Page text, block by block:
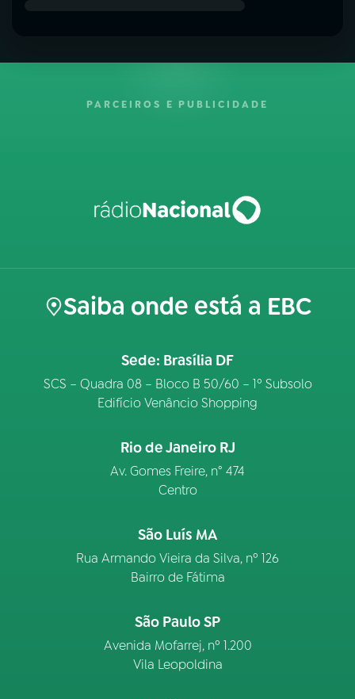
PARCEIROS E PUBLICIDADE
Saiba onde está a EBC
Sede: Brasília DF
SCS – Quadra 08 – Bloco B 50/60 – 1º Subsolo
Edifício Venâncio Shopping
Rio de Janeiro RJ
Av. Gomes Freire, n° 474
Centro
São Luís MA
Rua Armando Vieira da Silva, nº 126
Bairro de Fátima
São Paulo SP
Avenida Mofarrej, nº 1.200
Vila Leopoldina